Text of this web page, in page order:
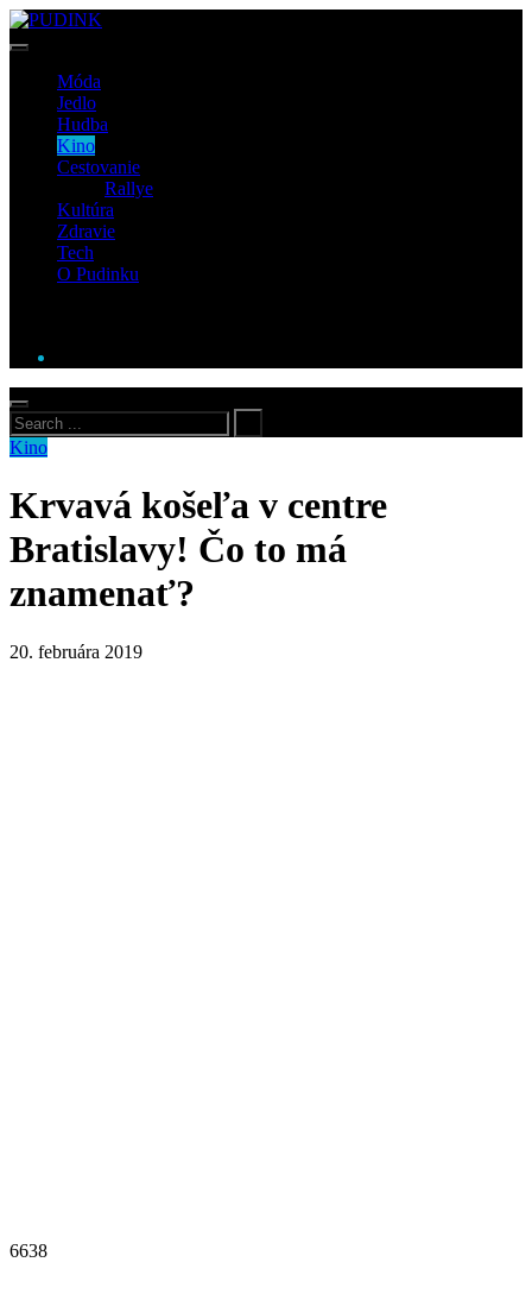
Móda
Jedlo
Hudba
Kino
Cestovanie
Rallye
Kultúra
Zdravie
Tech
O Pudinku
Kino
Krvavá košeľa v centre
Bratislavy! Čo to má
znamenať?
20. februára 2019
6638